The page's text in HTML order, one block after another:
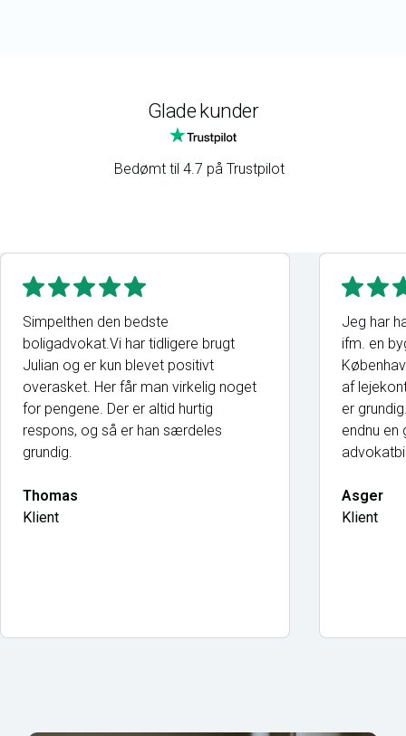
Glade kunder
Bedømt til 4.7 på Trustpilot
Simpelthen den bedste
boligadvokat.Vi har tidligere brugt
Julian og er kun blevet positivt
overasket. Her får man virkelig noget
for pengene. Der er altid hurtig
respons, og så er han særdeles
grundig.
Thomas
Klient
Jeg har
ifm. en
af
er
endnu en
Asger
Klient